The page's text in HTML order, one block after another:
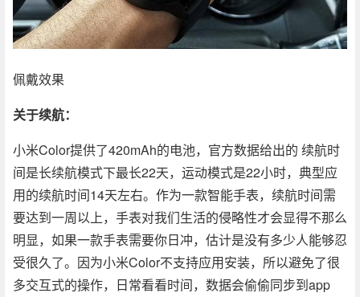
佩戴效果
关于续航：
小米Color提供了420mAh的电池，官方数据给出的 续航时
间是长续航模式下最长22天，运动模式是22小时，典型应
用的续航时间14天左右。作为一款智能手表，续航时间需
要达到一周以上，手表对我们生活的侵略性才会显得不那么
明显，如果一款手表需要你日冲，估计是没有多少人能够忍
受很久了。因为小米Color不支持应用安装，所以避免了很
多交互式的操作，日常看看时间，数据会偷偷同步到app